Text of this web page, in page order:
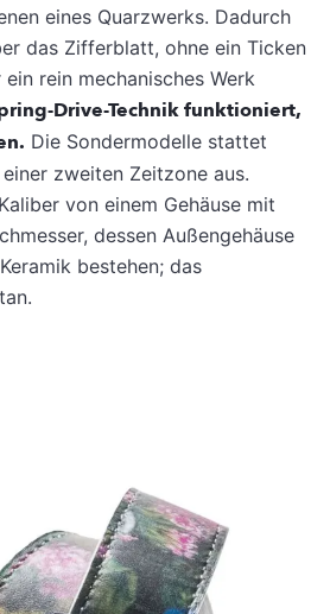
eines Quarzwerks. Dadurch
das Zifferblatt, ohne ein Ticken
rein mechanisches Werk
Drive-Technik funktioniert,
Die Sondermodelle stattet
zweiten Zeitzone aus.
von einem Gehäuse mit
dessen Außengehäuse
bestehen; das